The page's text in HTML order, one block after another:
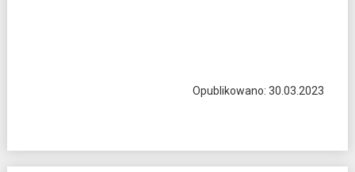
Opublikowano: 30.03.2023